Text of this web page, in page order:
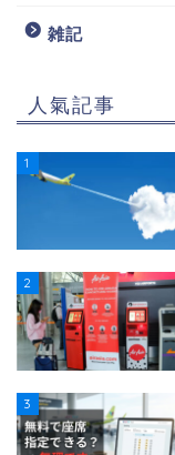
雑記
人氣記事
1
2
3